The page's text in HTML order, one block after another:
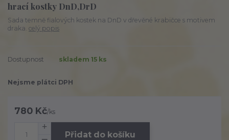
hrací kostky DnD,DrD
Sada temně fialových kostek na DnD v dřevěné krabičce s motivem
draka. celý popis
Dostupnost skladem 15 ks
Nejsme plátci DPH
780 Kč/ks
Přidat do košíku